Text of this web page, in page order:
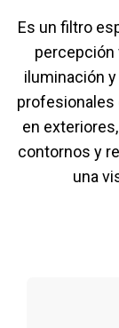
Es un filtro
percepción
iluminación
profesionales
en
contornos y
una